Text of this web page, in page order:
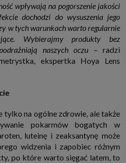
wpływają na pogorszenie jakości
dochodzi do wysuszenia jego
w tych warunkach warto regularnie
Wybierajmy produkty bez
naszych oczu – radzi
ekspertka Hoya Lens
tylko na ogólne zdrowie, ale także
pokarmów bogatych w
luteinę i zeaksantynę może
widzenia i zapobiec różnym
po które warto sięgać latem, to